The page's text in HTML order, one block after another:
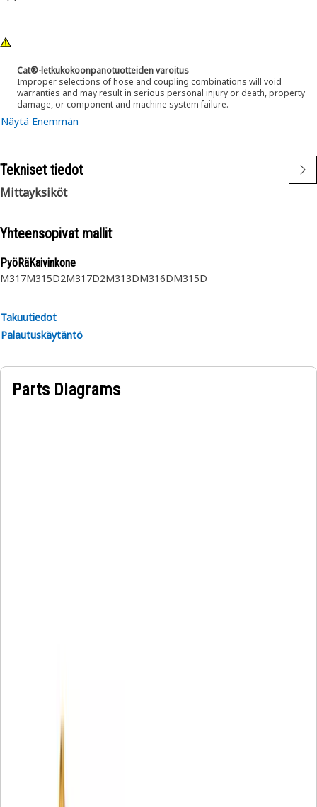
Cat®-letkukokoonpanotuotteiden varoitus
Improper selections of hose and coupling combinations will void
warranties and may result in serious personal injury or death, property
damage, or component and machine system failure.
Näytä Enemmän
Tekniset tiedot
Mittayksiköt
Yhteensopivat mallit
PyöRäKaivinkone
M317M315D2M317D2M313DM316DM315D
Takuutiedot
Palautuskäytäntö
Parts Diagrams